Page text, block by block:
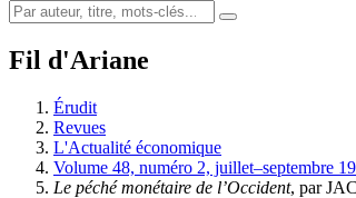
Fil d'Ariane
Érudit
Revues
L'Actualité économique
Volume 48, numéro 2, juillet–septembre
Le péché monétaire de l’Occident, par